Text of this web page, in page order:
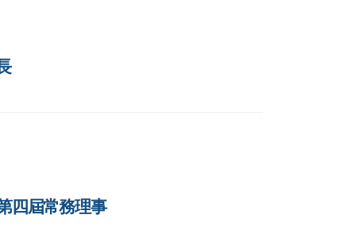
四屆常務理事